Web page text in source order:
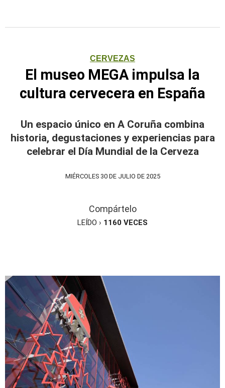
CERVEZAS
El museo MEGA impulsa la
cultura cervecera en España
Un espacio único en A Coruña combina
historia, degustaciones y experiencias para
celebrar el Día Mundial de la Cerveza
MIÉRCOLES 30 DE JULIO DE 2025
Compártelo
LEÍDO › 1160 VECES